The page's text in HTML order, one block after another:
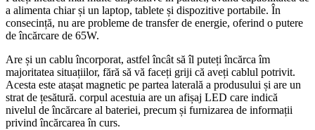
a alimenta chiar și un laptop, tablete și dispozitive portabile. În
consecință, nu are probleme de transfer de energie, oferind o putere
de încărcare de 65W.
Are și un cablu încorporat, astfel încât să îl puteți încărca îm
majoritatea situațiilor, fără să vă faceți griji că aveți cablul potrivit.
Acesta este atașat magnetic pe partea laterală a produsului și are un
strat de țesătură. corpul acestuia are un afișaj LED care indică
nivelul de încărcare al bateriei, precum și furnizarea de informații
privind încărcarea în curs.